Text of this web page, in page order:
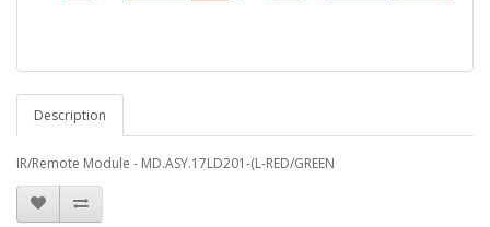
Description
IR/Remote Module - MD.ASY.17LD201-(L-RED/GREEN